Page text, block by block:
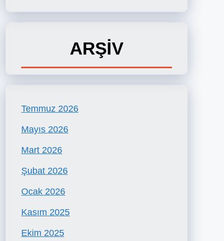
ARŞİV
Temmuz 2026
Mayıs 2026
Mart 2026
Şubat 2026
Ocak 2026
Kasım 2025
Ekim 2025